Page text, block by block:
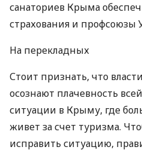
санаториев Крыма
страхования и профсоюзы
На перекладных
Стоит признать, что
осознают плачевность
ситуации в Крыму, где
живет за счет туризма.
исправить ситуацию,